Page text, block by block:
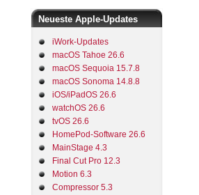
Neueste Apple-Updates
iWork-Updates
macOS Tahoe 26.6
macOS Sequoia 15.7.8
macOS Sonoma 14.8.8
iOS/iPadOS 26.6
watchOS 26.6
tvOS 26.6
HomePod-Software 26.6
MainStage 4.3
Final Cut Pro 12.3
Motion 6.3
Compressor 5.3